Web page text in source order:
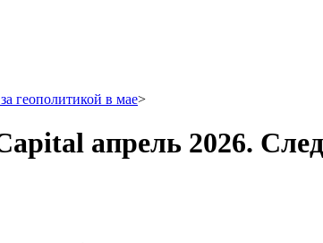
геополитикой в мае>
апрель 2026.